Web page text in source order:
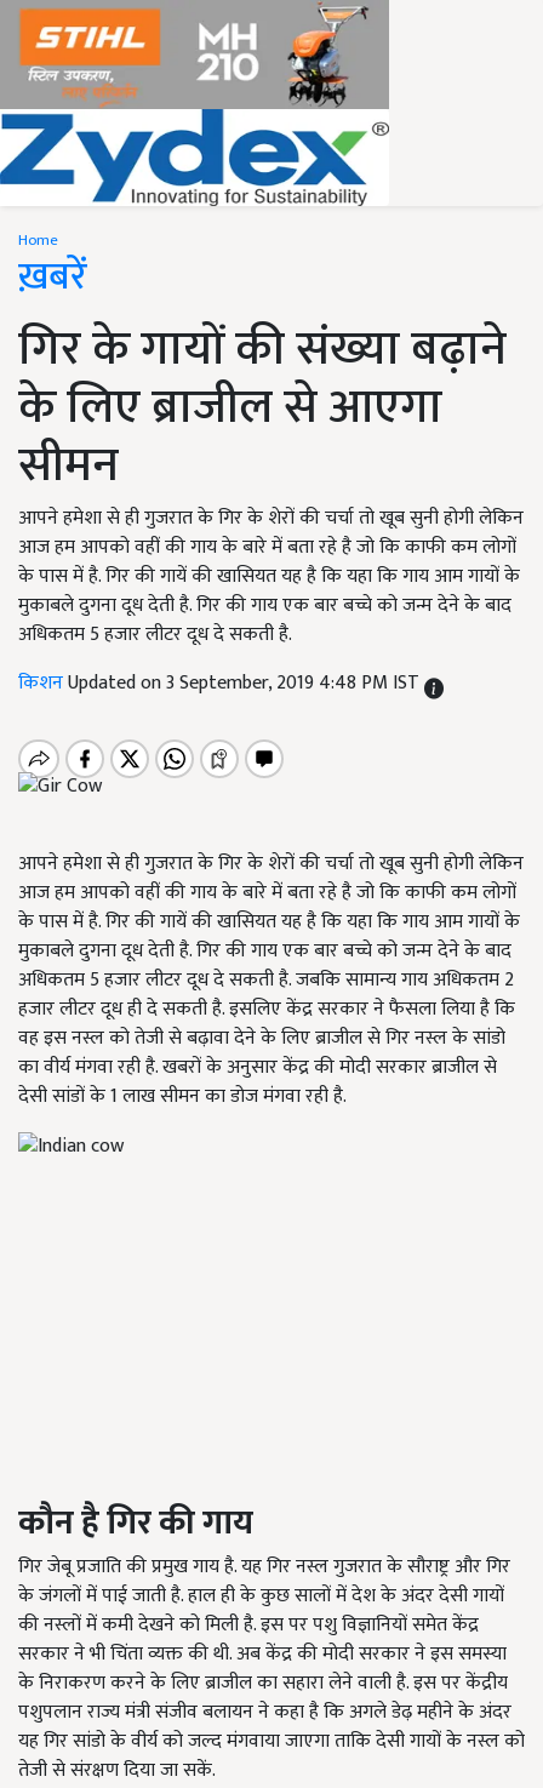
Home
ख़बरें
गिर के गायों की संख्या बढ़ाने
के लिए ब्राजील से आएगा
सीमन
आपने हमेशा से ही गुजरात के गिर के शेरों की चर्चा तो खूब सुनी होगी लेकिन
आज हम आपको वहीं की गाय के बारे में बता रहे है जो कि काफी कम लोगों
के पास में है. गिर की गायें की खासियत यह है कि यहा कि गाय आम गायों के
मुकाबले दुगना दूध देती है. गिर की गाय एक बार बच्चे को जन्म देने के बाद
अधिकतम 5 हजार लीटर दूध दे सकती है.
किशनUpdated on 3 September, 2019 4:48 PM IST
आपने हमेशा से ही गुजरात के गिर के शेरों की चर्चा तो खूब सुनी होगी लेकिन
आज हम आपको वहीं की गाय के बारे में बता रहे है जो कि काफी कम लोगों
के पास में है. गिर की गायें की खासियत यह है कि यहा कि गाय आम गायों के
मुकाबले दुगना दूध देती है. गिर की गाय एक बार बच्चे को जन्म देने के बाद
अधिकतम 5 हजार लीटर दूध दे सकती है. जबकि सामान्य गाय अधिकतम 2
हजार लीटर दूध ही दे सकती है. इसलिए केंद्र सरकार ने फैसला लिया है कि
वह इस नस्ल को तेजी से बढ़ावा देने के लिए ब्राजील से गिर नस्ल के सांडो
का वीर्य मंगवा रही है. खबरों के अनुसार केंद्र की मोदी सरकार ब्राजील से
देसी सांडों के 1 लाख सीमन का डोज मंगवा रही है.
कौन है गिर की गाय
गिर जेबू प्रजाति की प्रमुख गाय है. यह गिर नस्ल गुजरात के सौराष्ट्र और गिर
के जंगलों में पाई जाती है. हाल ही के कुछ सालों में देश के अंदर देसी गायों
की नस्लों में कमी देखने को मिली है. इस पर पशु विज्ञानियों समेत केंद्र
सरकार ने भी चिंता व्यक्त की थी. अब केंद्र की मोदी सरकार ने इस समस्या
के निराकरण करने के लिए ब्राजील का सहारा लेने वाली है. इस पर केंद्रीय
पशुपलान राज्य मंत्री संजीव बलायन ने कहा है कि अगले डेढ़ महीने के अंदर
यह गिर सांडो के वीर्य को जल्द मंगवाया जाएगा ताकि देसी गायों के नस्ल को
तेजी से संरक्षण दिया जा सकें.